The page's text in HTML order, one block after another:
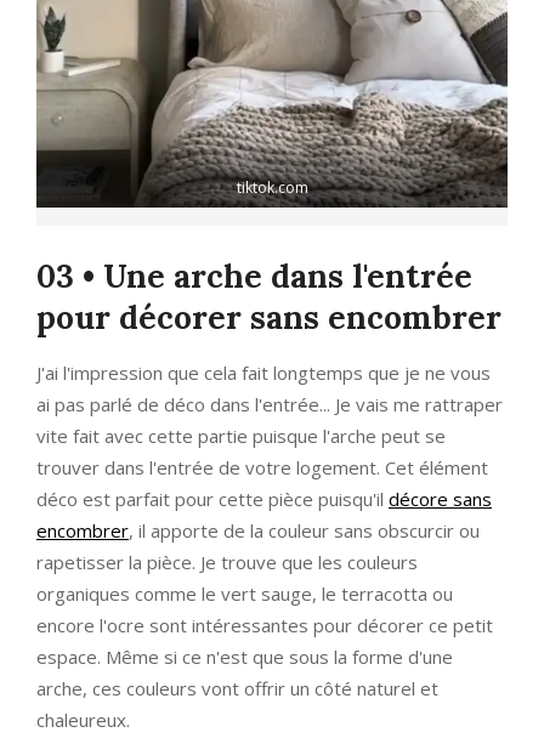
tiktok.com
03 • Une arche dans l'entrée
pour décorer sans encombrer
J'ai l'impression que cela fait longtemps que je ne vous
ai pas parlé de déco dans l'entrée... Je vais me rattraper
vite fait avec cette partie puisque l'arche peut se
trouver dans l'entrée de votre logement. Cet élément
déco est parfait pour cette pièce puisqu'il décore sans
encombrer, il apporte de la couleur sans obscurcir ou
rapetisser la pièce. Je trouve que les couleurs
organiques comme le vert sauge, le terracotta ou
encore l'ocre sont intéressantes pour décorer ce petit
espace. Même si ce n'est que sous la forme d'une
arche, ces couleurs vont offrir un côté naturel et
chaleureux.